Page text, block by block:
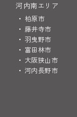
河内南エリア
柏原市
藤井寺市
羽曳野市
富田林市
大阪狭山市
河内長野市